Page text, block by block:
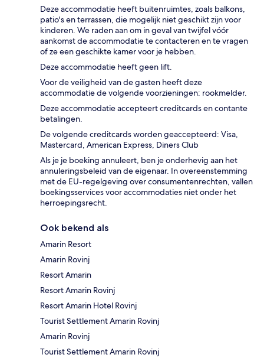
Deze accommodatie heeft buitenruimtes, zoals balkons,
patio's en terrassen, die mogelijk niet geschikt zijn voor
kinderen. We raden aan om in geval van twijfel vóór
aankomst de accommodatie te contacteren en te vragen
of ze een geschikte kamer voor je hebben.
Deze accommodatie heeft geen lift.
Voor de veiligheid van de gasten heeft deze
accommodatie de volgende voorzieningen: rookmelder.
Deze accommodatie accepteert creditcards en contante
betalingen.
De volgende creditcards worden geaccepteerd: Visa,
Mastercard, American Express, Diners Club
Als je je boeking annuleert, ben je onderhevig aan het
annuleringsbeleid van de eigenaar. In overeenstemming
met de EU-regelgeving over consumentenrechten, vallen
boekingsservices voor accommodaties niet onder het
herroepingsrecht.
Ook bekend als
Amarin Resort
Amarin Rovinj
Resort Amarin
Resort Amarin Rovinj
Resort Amarin Hotel Rovinj
Tourist Settlement Amarin Rovinj
Amarin Rovinj
Tourist Settlement Amarin Rovinj